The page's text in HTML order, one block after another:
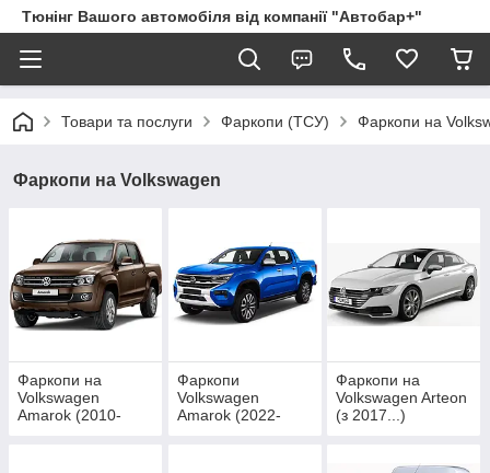
Тюнінг Вашого автомобіля від компанії "Автобар+"
Товари та послуги Фаркопи (ТСУ) Фаркопи на
Фаркопи на Volkswagen
Фаркопи на
Volkswagen
Amarok (2010-
Фаркопи
Volkswagen
Amarok (2022-
Фаркопи на
Volkswagen Arteon
(з 2017...)